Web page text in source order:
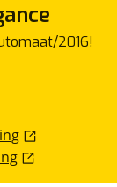
2016!